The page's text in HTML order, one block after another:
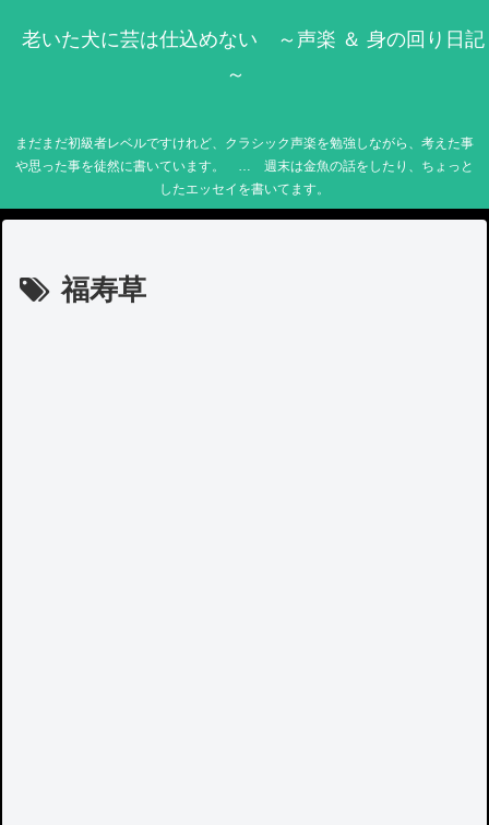
老いた犬に芸は仕込めない ～声楽 ＆ 身の回り日記
～
まだまだ初級者レベルですけれど、クラシック声楽を勉強しながら、考えた事
や思った事を徒然に書いています。 … 週末は金魚の話をしたり、ちょっと
したエッセイを書いてます。
福寿草